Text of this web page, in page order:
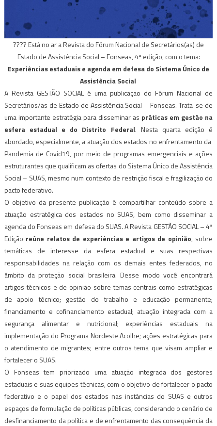
???? Está no ar a Revista do Fórum Nacional de Secretários(as) de
Estado de Assistência Social – Fonseas, 4ª edição, com o tema:
Experiências estaduais e agenda em defesa do Sistema Único de
Assistência Social
A Revista GESTÃO SOCIAL é uma publicação do Fórum Nacional de
Secretários/as de Estado de Assistência Social – Fonseas. Trata-se de
uma importante estratégia para disseminar as práticas em gestão na
esfera estadual e do Distrito Federal. Nesta quarta edição é
abordado, especialmente, a atuação dos estados no enfrentamento da
Pandemia de Covid19, por meio de programas emergenciais e ações
estruturantes que qualificam as ofertas do Sistema Único de Assistência
Social – SUAS, mesmo num contexto de restrição fiscal e fragilização do
pacto federativo.
O objetivo da presente publicação é compartilhar conteúdo sobre a
atuação estratégica dos estados no SUAS, bem como disseminar a
agenda do Fonseas em defesa do SUAS. A Revista GESTÃO SOCIAL – 4ª
Edição reúne relatos de experiências e artigos de opinião, sobre
temáticas de interesse da esfera estadual e suas respectivas
responsabilidades na relação com os demais entes federados, no
âmbito da proteção social brasileira. Desse modo você encontrará
artigos técnicos e de opinião sobre temas centrais como estratégicas
de apoio técnico; gestão do trabalho e educação permanente;
financiamento e cofinanciamento estadual; atuação integrada com a
segurança alimentar e nutricional; experiências estaduais na
implementação do Programa Nordeste Acolhe; ações estratégicas para
o atendimento de migrantes; entre outros tema que visam ampliar e
fortalecer o SUAS.
O Fonseas tem priorizado uma atuação integrada dos gestores
estaduais e suas equipes técnicas, com o objetivo de fortalecer o pacto
federativo e o papel dos estados nas instâncias do SUAS e outros
espaços de formulação de políticas públicas, considerando o cenário de
desfinanciamento da política e de enfrentamento das consequência da